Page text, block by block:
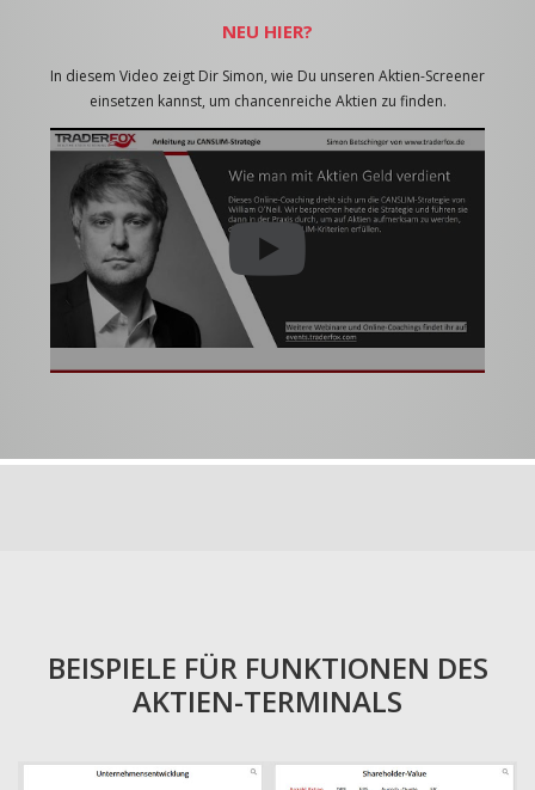
NEU HIER?
In diesem Video zeigt Dir Simon, wie Du unseren Aktien-Screener
einsetzen kannst, um chancenreiche Aktien zu finden.
BEISPIELE FÜR FUNKTIONEN DES
AKTIEN-TERMINALS